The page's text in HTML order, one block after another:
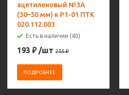
ацетиленовый №3А
(30–50 мм) к Р1-01 ПТК
020.112.003
Есть в наличии (40)
193 ₽ /шт 255₽
ПОДРОБНЕЕ